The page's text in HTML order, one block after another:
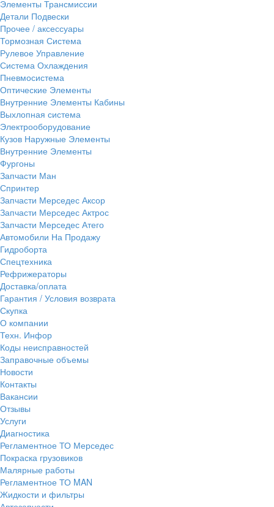
Элементы Трансмиссии
Детали Подвески
Прочее / аксессуары
Тормозная Система
Рулевое Управление
Система Охлаждения
Пневмосистема
Оптические Элементы
Внутренние Элементы Кабины
Выхлопная система
Электрооборудование
Кузов Наружные Элементы
Внутренние Элементы
Фургоны
Запчасти Ман
Спринтер
Запчасти Мерседес Аксор
Запчасти Мерседес Актрос
Запчасти Мерседес Атего
Автомобили На Продажу
Гидроборта
Спецтехника
Рефрижераторы
Доставка/оплата
Гарантия / Условия возврата
Скупка
О компании
Техн. Инфор
Коды неисправностей
Заправочные объемы
Новости
Контакты
Вакансии
Отзывы
Услуги
Диагностика
Регламентное ТО Мерседес
Покраска грузовиков
Малярные работы
Регламентное ТО MAN
Жидкости и фильтры